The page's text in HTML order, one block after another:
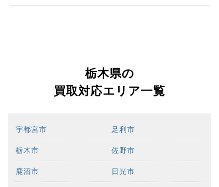
栃木県の
買取対応エリア一覧
宇都宮市 足利市
栃木市 佐野市
鹿沼市 日光市